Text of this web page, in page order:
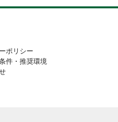
ポリシー
件・推奨環境